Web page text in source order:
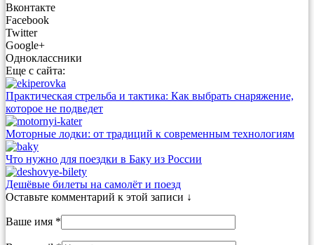
Вконтакте
Facebook
Twitter
Google+
Одноклассники
Еще с сайта:
Практическая стрельба и тактика: Как выбрать снаряжение,
которое не подведет
Моторные лодки: от традиций к современным технологиям
Что нужно для поездки в Баку из России
Дешёвые билеты на самолёт и поезд
Оставьте комментарий к этой записи ↓
Ваше имя *